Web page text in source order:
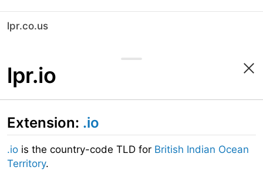
lpr.co.us
lpr.io
Extension: .io
.io is the country-code TLD for British Indian Ocean
Territory.